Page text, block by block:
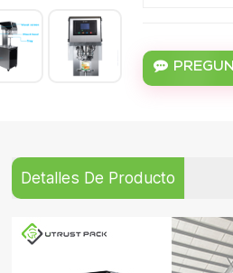
Detalles De Producto